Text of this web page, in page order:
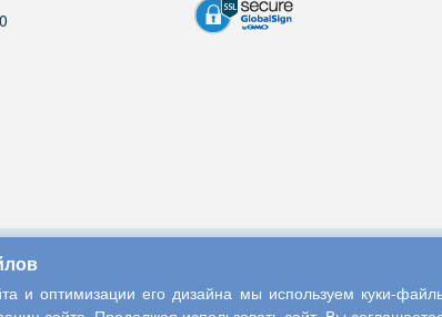
и оптимизации его дизайна мы используем куки-